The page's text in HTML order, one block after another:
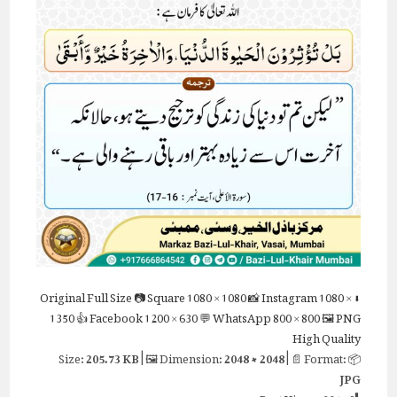
⬇ Original
Full Size📷 Square1080 × 1080📸 Instagram1080 ×
1350👍 Facebook1200 × 630💬 WhatsApp800 × 800🖼 PNG
High Quality
📦 Size:
205.73 KB| 🖼 Dimension:2048 × 2048| 📄 Format:
JPG